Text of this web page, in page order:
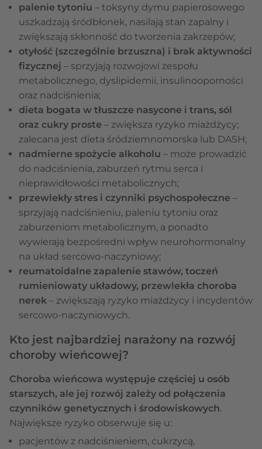
palenie tytoniu – toksyny dymu papierosowego
uszkadzają śródbłonek, nasilają stan zapalny i
zwiększają skłonność do tworzenia zakrzepów;
otyłość (szczególnie brzuszna) i brak aktywności
fizycznej – sprzyjają rozwojowi zespołu
metabolicznego, dyslipidemii, insulinooporności
oraz nadciśnienia;
dieta bogata w tłuszcze nasycone i trans, sól
oraz cukry proste – zwiększa ryzyko miażdżycy;
zalecana jest dieta śródziemnomorska lub DASH;
nadmierne spożycie alkoholu – może prowadzić
do nadciśnienia, zaburzeń rytmu serca i
nieprawidłowości metabolicznych;
przewlekły stres i czynniki psychospołeczne –
sprzyjają nadciśnieniu, paleniu tytoniu oraz
zaburzeniom metabolicznym, a ponadto
wywierają bezpośredni wpływ neurohormonalny
na układ sercowo-naczyniowy;
reumatoidalne zapalenie stawów, toczeń
rumieniowaty układowy, przewlekła choroba
nerek – zwiększają ryzyko miażdżycy i incydentów
sercowo-naczyniowych.
Kto jest najbardziej narażony na rozwój
choroby wieńcowej?
Choroba wieńcowa występuje częściej u osób
starszych, ale jej rozwój zależy od połączenia
czynników genetycznych i środowiskowych.
Największe ryzyko obserwuje się u:
pacjentów z nadciśnieniem, cukrzycą,